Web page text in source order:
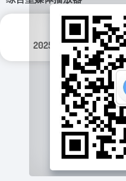
2025年 9月 20日